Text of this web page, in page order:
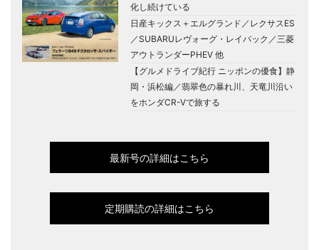
化し続けている
日産キックス＋エルグランド／レクサスES
／SUBARUレヴォーグ・レイバック／三菱
アウトランダーPHEV 他
【グルメドライブ紀行 ニッポンの優食】静
岡・浜松編／翡翠色の暴れ川、天竜川沿い
をホンダCR-Vで旅する
最新号の詳細はこちら
定期購読の詳細はこちら